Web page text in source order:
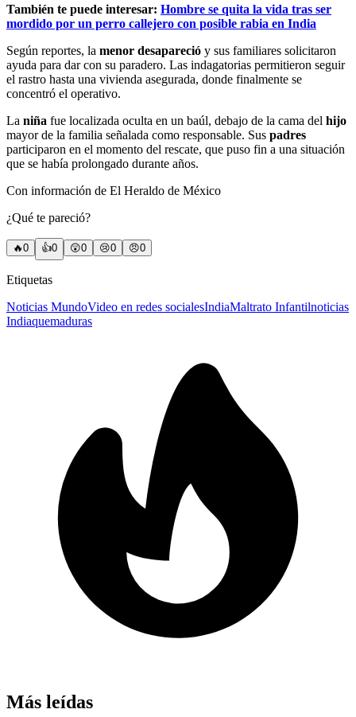
También te puede interesar: Hombre se quita la vida tras ser
mordido por un perro callejero con posible rabia en India
Según reportes, la menor desapareció y sus familiares solicitaron
ayuda para dar con su paradero. Las indagatorias permitieron seguir
el rastro hasta una vivienda asegurada, donde finalmente se
concentró el operativo.
La niña fue localizada oculta en un baúl, debajo de la cama del hijo
mayor de la familia señalada como responsable. Sus padres
participaron en el momento del rescate, que puso fin a una situación
que se había prolongado durante años.
Con información de El Heraldo de México
¿Qué te pareció?
🔥0 👍0 😲0 😢0 😠0
Etiquetas
Noticias MundoVideo en redes socialesIndiaMaltrato Infantilnoticias
Indiaquemaduras
Más leídas